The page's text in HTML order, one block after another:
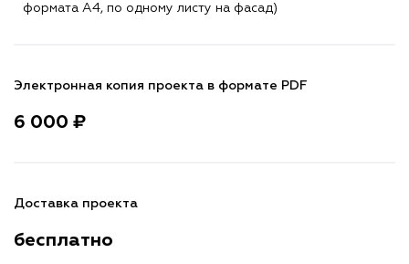
формата A4, по одному листу на фасад)
Электронная копия проекта в формате PDF
6 000 ₽
Доставка проекта
бесплатно